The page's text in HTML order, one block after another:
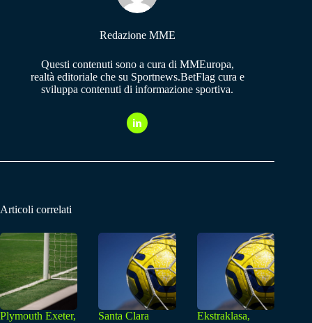
Redazione MME
Questi contenuti sono a cura di MMEuropa,
realtà editoriale che su Sportnews.BetFlag cura e
sviluppa contenuti di informazione sportiva.
Articoli correlati
Plymouth Exeter,
Santa Clara
Ekstraklasa,